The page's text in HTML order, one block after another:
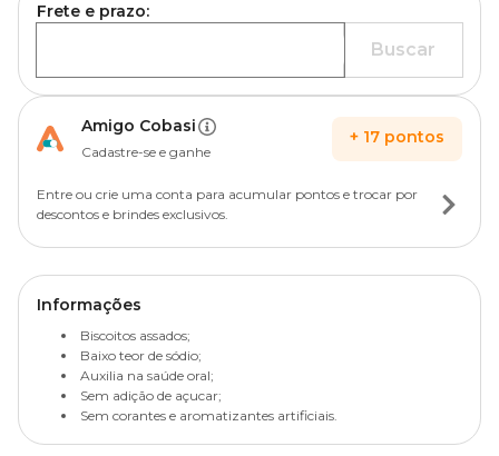
Frete e prazo:
Buscar
Amigo Cobasi
Cadastre-se e ganhe
+ 17 pontos
Entre ou crie uma conta para acumular pontos e trocar por
descontos e brindes exclusivos.
Informações
Biscoitos assados;
Baixo teor de sódio;
Auxilia na saúde oral;
Sem adição de açucar;
Sem corantes e aromatizantes artificiais.